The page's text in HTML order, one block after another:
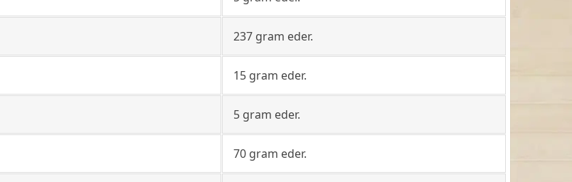
237 gram eder.
15 gram eder.
5 gram eder.
70 gram eder.